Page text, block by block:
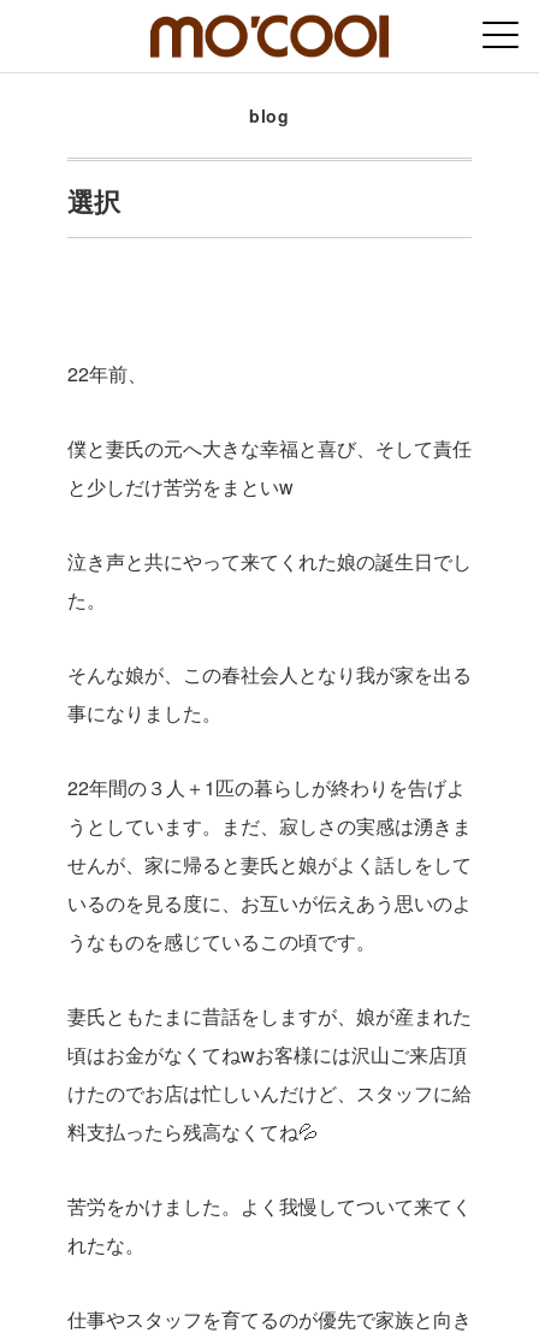
blog
選択
22年前、
僕と妻氏の元へ大きな幸福と喜び、そして責任
と少しだけ苦労をまといw
泣き声と共にやって来てくれた娘の誕生日でし
た。
そんな娘が、この春社会人となり我が家を出る
事になりました。
22年間の３人＋1匹の暮らしが終わりを告げよ
うとしています。まだ、寂しさの実感は湧きま
せんが、家に帰ると妻氏と娘がよく話しをして
いるのを見る度に、お互いが伝えあう思いのよ
うなものを感じているこの頃です。
妻氏ともたまに昔話をしますが、娘が産まれた
頃はお金がなくてねwお客様には沢山ご来店頂
けたのでお店は忙しいんだけど、スタッフに給
料支払ったら残高なくてね💦
苦労をかけました。よく我慢してついて来てく
れたな。
仕事やスタッフを育てるのが優先で家族と向き